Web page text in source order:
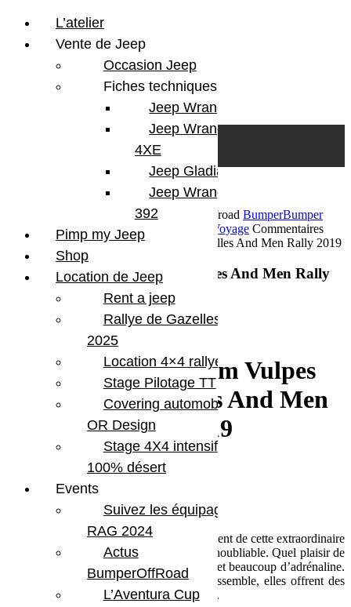
Par Martial BumperOffroad BumperBumper
OffRoad|JeepCompétitionEn course Voyage Commentaires
sur Le team Vulpes Zerda, au Gazelles And Men Rally 2019
Le team Vulpes Zerda, au Gazelles And Men Rally
Retour sur le Team Vulpes
Zerda, au Gazelles And Men
Rally 2019
Notre meilleur moment :
Il est difficile de ne retenir qu’un seul moment de cette extraordinaire
aventure. La 3ème étape des dunes reste inoubliable. Quel plaisir de
rouler dans le sable, une sensation unique et beaucoup d’adrénaline.
Les dunes sont déconcertantes, tout se ressemble, elles offrent des
paysages spectaculaires et impressionnants.
L’atelier
Vente de Jeep
Occasion Jeep
Fiches techniques
Jeep Wrangler JL
Jeep Wrangler
4XE
Jeep Gladiator
Jeep Wrangler V8
392
Pimp my Jeep
Shop
Location de Jeep
Rent a jeep
Rallye de Gazelles
2025
Location 4×4 rallye
Stage Pilotage TT
Covering automobile –
OR Design
Stage 4X4 intensif
100% désert
Events
Suivez les équipages
RAG 2024
Actus
BumperOffRoad
L’Aventura Cup